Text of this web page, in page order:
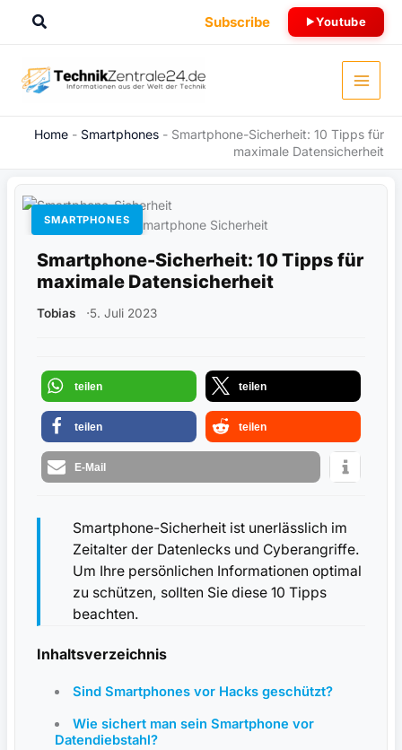
Suchen Subscribe Youtube
Home - Smartphones - Smartphone-Sicherheit: 10 Tipps für
maximale Datensicherheit
SMARTPHONES Smartphone Sicherheit
Smartphone-Sicherheit: 10 Tipps für
maximale Datensicherheit
Tobias 5. Juli 2023
teilen teilen
teilen teilen
E-Mail
Smartphone-Sicherheit ist unerlässlich im
Zeitalter der Datenlecks und Cyberangriffe.
Um Ihre persönlichen Informationen optimal
zu schützen, sollten Sie diese 10 Tipps
beachten.
Inhaltsverzeichnis
Sind Smartphones vor Hacks geschützt?
Wie sichert man sein Smartphone vor
Datendiebstahl?